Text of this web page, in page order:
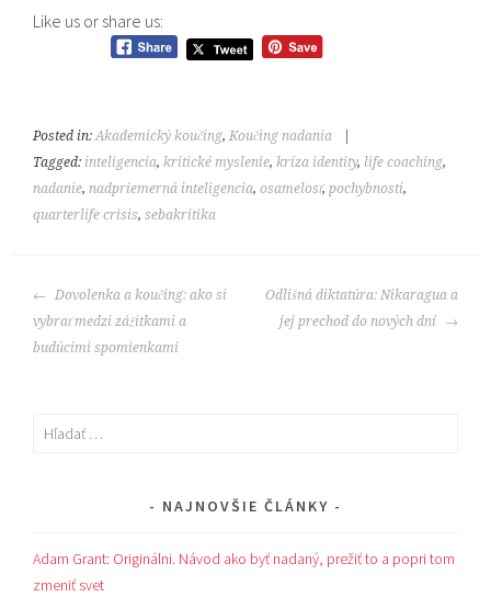
Like us or share us:
Posted in:Akademický koučing, Koučing nadania
Tagged: inteligencia, kritické myslenie, kríza identity, life coaching,
nadanie, nadpriemerná inteligencia,osamelosť, pochybnosti,
quarterlife crisis,sebakritika
POST
NAVIGATION
Dovolenka a koučing: ako si
vybrať medzi zážitkami a
budúcimi spomienkami
Odlišná diktatúra: Nikaragua a
jej prechod do nových dní
Hľadať:
NAJNOVŠIE ČLÁNKY
Adam Grant: Originálni. Návod ako byť nadaný, prežiť to a popri tom
zmeniť svet